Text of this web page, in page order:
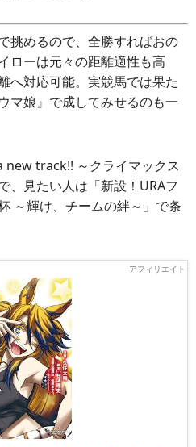
挑めるので、全勝すればおの
ローは元々の距離適性も高
へ対応可能。実競馬では果た
マ娘』で成してみせるのも一
new track!! ～クライマックス
、見たい人は「新設！URAフ
～輝け、チームの絆～」で条